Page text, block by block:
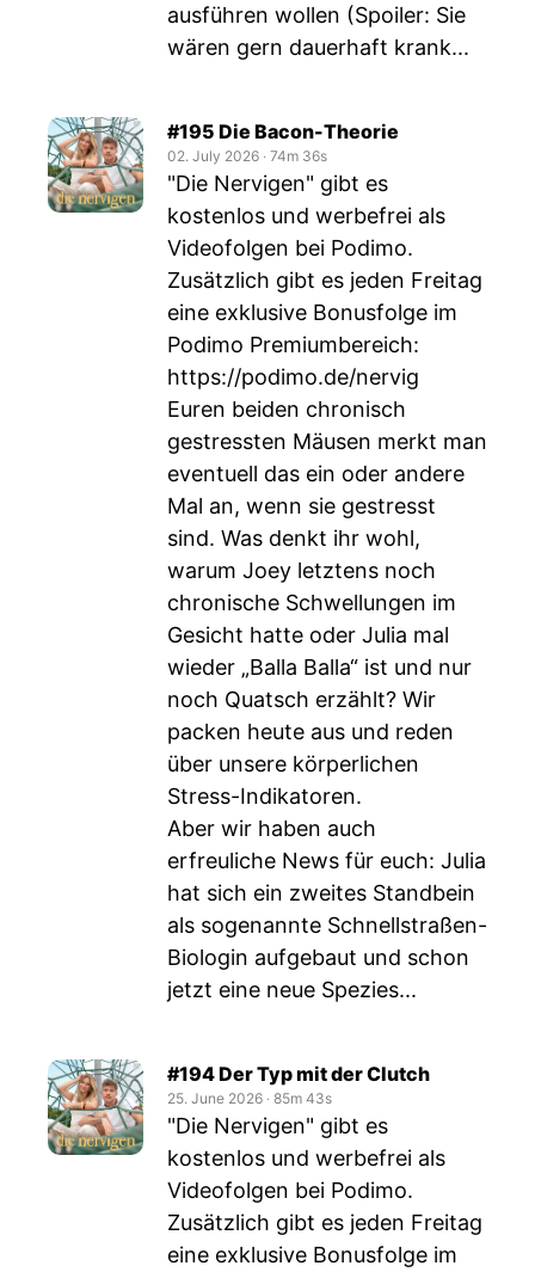
ausführen wollen (Spoiler: Sie
wären gern dauerhaft krank...
#195 Die Bacon-Theorie
02. July 2026 ‧ 74m 36s
"Die Nervigen" gibt es
kostenlos und werbefrei als
Videofolgen bei Podimo.
Zusätzlich gibt es jeden Freitag
eine exklusive Bonusfolge im
Podimo Premiumbereich:
https://podimo.de/nervig
Euren beiden chronisch
gestressten Mäusen merkt man
eventuell das ein oder andere
Mal an, wenn sie gestresst
sind. Was denkt ihr wohl,
warum Joey letztens noch
chronische Schwellungen im
Gesicht hatte oder Julia mal
wieder „Balla Balla“ ist und nur
noch Quatsch erzählt? Wir
packen heute aus und reden
über unsere körperlichen
Stress-Indikatoren.
Aber wir haben auch
erfreuliche News für euch: Julia
hat sich ein zweites Standbein
als sogenannte Schnellstraßen-
Biologin aufgebaut und schon
jetzt eine neue Spezies...
#194 Der Typ mit der Clutch
25. June 2026 ‧ 85m 43s
"Die Nervigen" gibt es
kostenlos und werbefrei als
Videofolgen bei Podimo.
Zusätzlich gibt es jeden Freitag
eine exklusive Bonusfolge im